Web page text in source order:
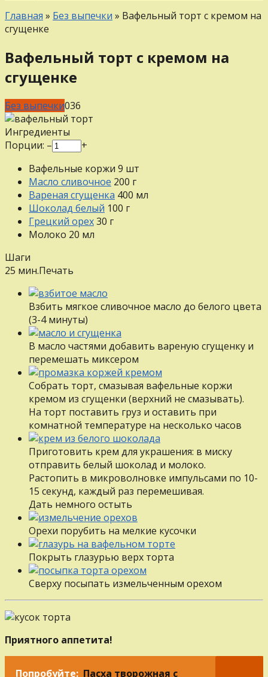
Главная » Без выпечки » Вафельный торт с кремом на
сгущенке
Вафельный торт с кремом на
сгущенке
Без выпечки036
Ингредиенты
Порции: –
+
Вафельные коржи 9 шт
Масло сливочное 200 г
Вареная сгущенка 400 мл
Шоколад белый 100 г
Грецкий орех30 г
Молоко 20 мл
Шаги
25 мин.Печать
Взбить мягкое сливочное масло до белого цвета
(3-4 минуты)
В масло частями добавить вареную сгущенку и
перемешать миксером
Собрать торт, смазывая вафельные коржи
кремом из сгущенки (верхний не смазывать).
На торт поставить груз и оставить при
комнатной температуре на несколько часов
Приготовить крем для украшения: в миску
отправить белый шоколад и молоко.
Растопить в микроволновке импульсами по 10-
15 секунд, каждый раз перемешивая.
Дать немного остыть
Орехи порубить на мелкие кусочки
Покрыть глазурью верх торта
Сверху посыпать измельченным орехом
Приятного аппетита!
Попробуйте: Пасха творожная с